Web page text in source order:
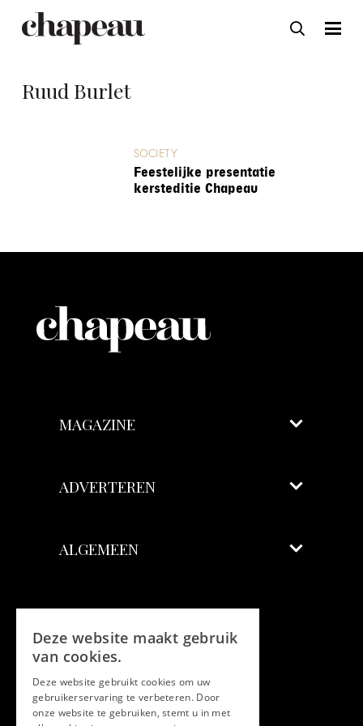
Ruud Burlet
SOCIETY
Feestelijke presentatie
kersteditie Chapeau
MAGAZINE
ADVERTEREN
ALGEMEEN
Facebook
Twitter
Deze website maakt gebruik
van cookies.
Deze website gebruikt cookies om uw
gebruikerservaring te verbeteren. Door
onze website te gebruiken, stemt u in met